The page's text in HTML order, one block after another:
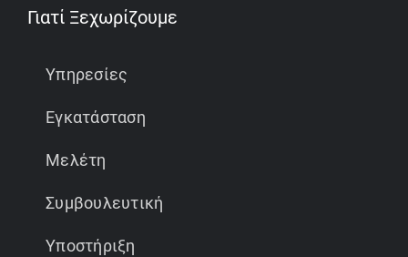
Γιατί Ξεχωρίζουμε
Υπηρεσίες
Εγκατάσταση
Μελέτη
Συμβουλευτική
Υποστήριξη